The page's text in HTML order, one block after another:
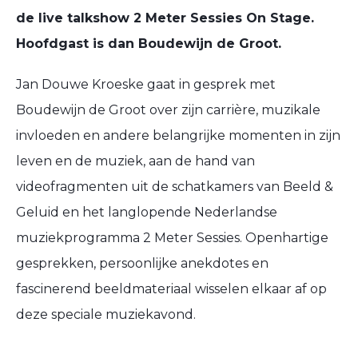
de live talkshow 2 Meter Sessies On Stage.
Hoofdgast is dan Boudewijn de Groot.
Jan Douwe Kroeske gaat in gesprek met
Boudewijn de Groot over zijn carrière, muzikale
invloeden en andere belangrijke momenten in zijn
leven en de muziek, aan de hand van
videofragmenten uit de schatkamers van Beeld &
Geluid en het langlopende Nederlandse
muziekprogramma 2 Meter Sessies. Openhartige
gesprekken, persoonlijke anekdotes en
fascinerend beeldmateriaal wisselen elkaar af op
deze speciale muziekavond.